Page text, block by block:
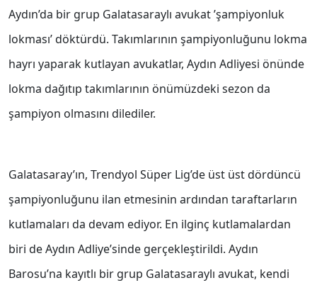
Aydın’da bir grup Galatasaraylı avukat ’şampiyonluk
lokması’ döktürdü. Takımlarının şampiyonluğunu lokma
hayrı yaparak kutlayan avukatlar, Aydın Adliyesi önünde
lokma dağıtıp takımlarının önümüzdeki sezon da
şampiyon olmasını dilediler.
Galatasaray’ın, Trendyol Süper Lig’de üst üst dördüncü
şampiyonluğunu ilan etmesinin ardından taraftarların
kutlamaları da devam ediyor. En ilginç kutlamalardan
biri de Aydın Adliye’sinde gerçekleştirildi. Aydın
Barosu’na kayıtlı bir grup Galatasaraylı avukat, kendi